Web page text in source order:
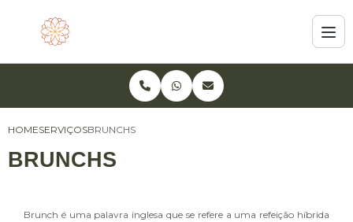
HOMESERVIÇOSBRUNCHS
BRUNCHS
Brunch é uma palavra inglesa que se refere a uma refeição híbrida